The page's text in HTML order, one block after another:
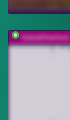
SukubOverlord